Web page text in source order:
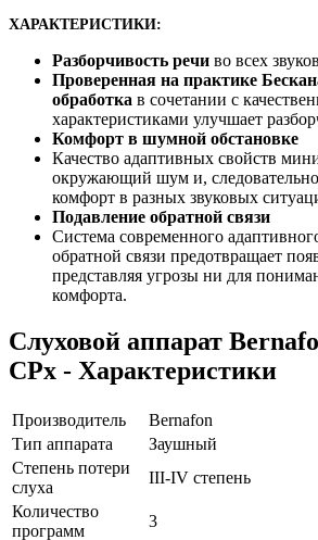
ХАРАКТЕРИСТИКИ:
Разборчивость речи во всех
Проверенная на практике
обработка в сочетании с
характеристиками улучшает
Комфорт в шумной обстановке
Качество адаптивных свойств
окружающий шум и,
комфорт в разных звуковых
Подавление обратной связи
Система современного
обратной связи предотвращает
представляя угрозы ни для
комфорта.
Слуховой аппарат
CPx - Характеристики
Производитель
Bernafon
Тип аппарата
Заушный
Степень потери
слуха
III-IV степень
Количество
программ
3